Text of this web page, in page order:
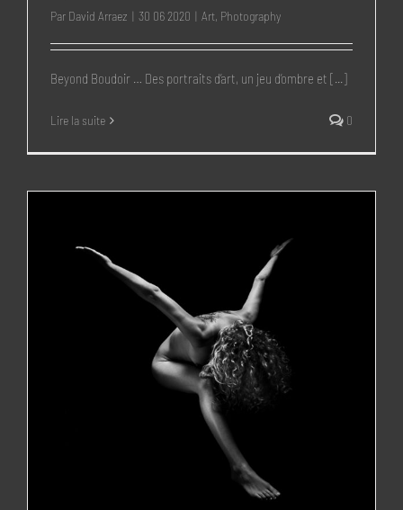
Par David Arraez | 30 06 2020 | Art, Photography
Beyond Boudoir … Des portraits d’art, un jeu d’ombre et [...]
Lire la suite 0